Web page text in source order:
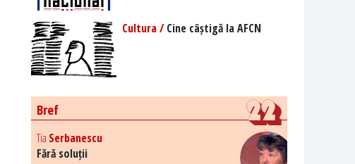
Cultura /Cine câștigă la AFCN
Bref
Tia Serbanescu
Fără soluții